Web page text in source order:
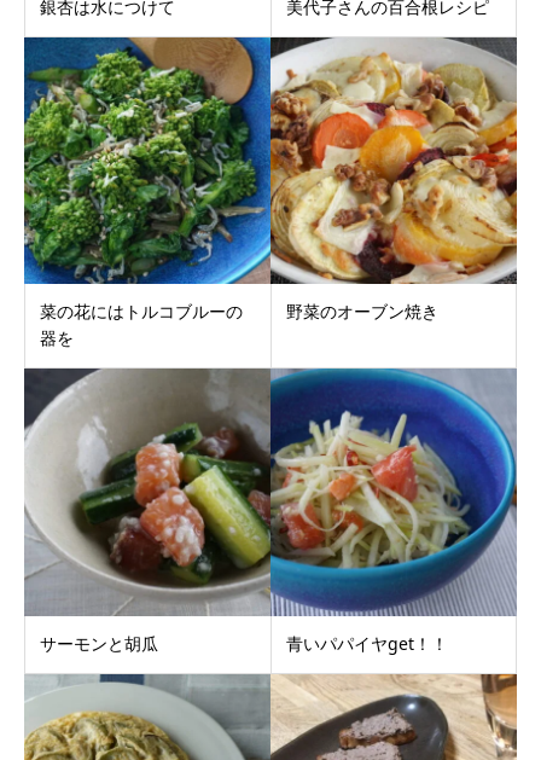
銀杏は水につけて 美代子さんの百合根レシピ
菜の花にはトルコブルーの
器を
野菜のオーブン焼き
サーモンと胡瓜 青いパパイヤget！！